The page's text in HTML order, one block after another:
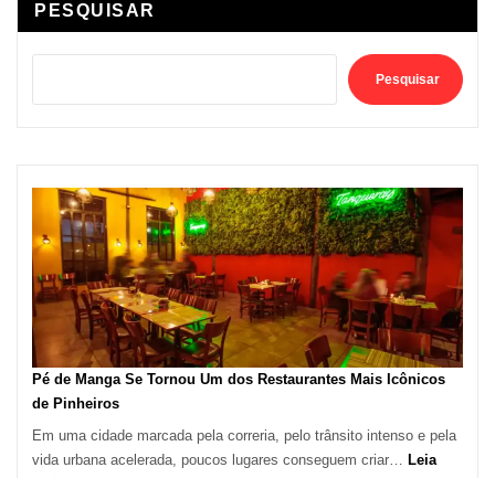
PESQUISAR
Pesquisar
Pé de Manga Se Tornou Um dos Restaurantes Mais Icônicos
de Pinheiros
Em uma cidade marcada pela correria, pelo trânsito intenso e pela
vida urbana acelerada, poucos lugares conseguem criar… Leia